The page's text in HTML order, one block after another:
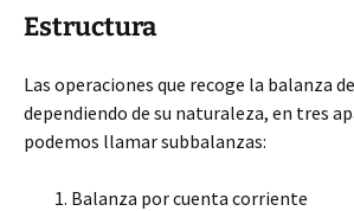
Estructura
Las operaciones que recoge la balanza
dependiendo de su naturaleza, en tres
podemos llamar subbalanzas:
Balanza por cuenta corriente